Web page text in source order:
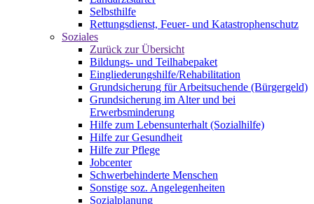
Selbsthilfe
Rettungsdienst, Feuer- und Katastrophenschutz
Soziales
Zurück zur Übersicht
Bildungs- und Teilhabepaket
Eingliederungshilfe/Rehabilitation
Grundsicherung für Arbeitsuchende (Bürgergeld)
Grundsicherung im Alter und bei
Erwerbsminderung
Hilfe zum Lebensunterhalt (Sozialhilfe)
Hilfe zur Gesundheit
Hilfe zur Pflege
Jobcenter
Schwerbehinderte Menschen
Sonstige soz. Angelegenheiten
Sozialplanung